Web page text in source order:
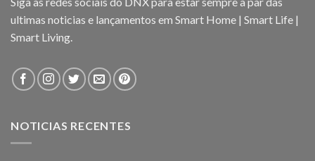
ultimas noticias e lançamentos em Smart Home | Smart Life |
Smart Living.
NOTICIAS RECENTES